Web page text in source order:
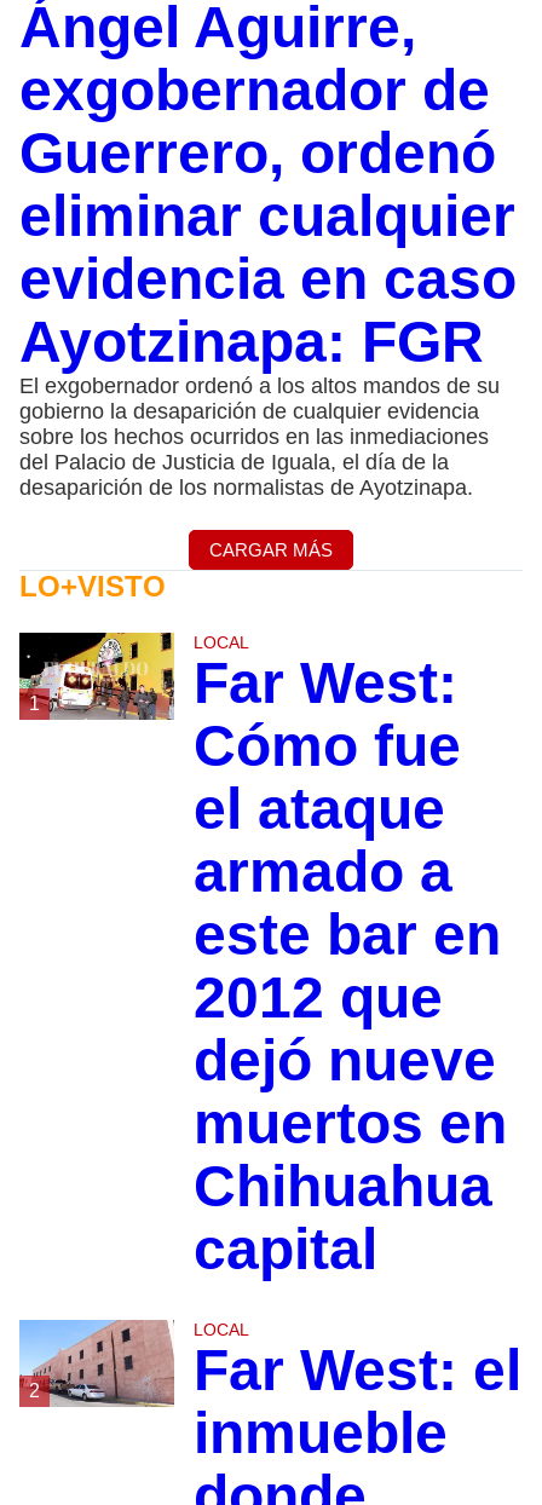
Ángel Aguirre,
exgobernador de
Guerrero, ordenó
eliminar cualquier
evidencia en caso
Ayotzinapa: FGR
El exgobernador ordenó a los altos mandos de su
gobierno la desaparición de cualquier evidencia
sobre los hechos ocurridos en las inmediaciones
del Palacio de Justicia de Iguala, el día de la
desaparición de los normalistas de Ayotzinapa.
CARGAR MÁS
LO+VISTO
1
LOCAL
Far West:
Cómo fue
el ataque
armado a
este bar en
2012 que
dejó nueve
muertos en
Chihuahua
capital
2
LOCAL
Far West: el
inmueble